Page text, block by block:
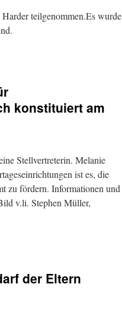
teilgenommen.Es wurde
konstituiert am
Stellvertreterin. Melanie
ist es, die
zu fördern. Informationen und
v.li. Stephen Müller,
der Eltern